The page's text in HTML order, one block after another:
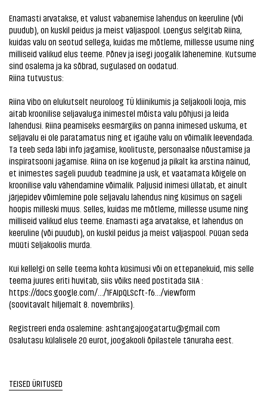
Enamasti arvatakse, et valust vabanemise lahendus on keeruline (või
puudub), on kuskil peidus ja meist väljaspool. Loengus selgitab Riina,
kuidas valu on seotud sellega, kuidas me mõtleme, millesse usume ning
milliseid valikud elus teeme. Põnev ja isegi joogalik lähenemine. Kutsume
sind osalema ja ka sõbrad, sugulased on oodatud.
Riina tutvustus:
Riina Vibo on elukutselt neuroloog TÜ kliinikumis ja Seljakooli looja, mis
aitab kroonilise seljavaluga inimestel mõista valu põhjusi ja leida
lahendusi. Riina peamiseks eesmärgiks on panna inimesed uskuma, et
seljavalu ei ole paratamatus ning et igaühe valu on võimalik leevendada.
Ta teeb seda läbi info jagamise, koolituste, personaalse nõustamise ja
inspiratsooni jagamise. Riina on ise kogenud ja pikalt ka arstina näinud,
et inimestes sageli puudub teadmine ja usk, et vaatamata kõigele on
kroonilise valu vähendamine võimalik. Paljusid inimesi üllatab, et ainult
järjepidev võimlemine pole seljavalu lahendus ning küsimus on sageli
hoopis milleski muus. Selles, kuidas me mõtleme, millesse usume ning
milliseid valikud elus teeme. Enamasti aga arvatakse, et lahendus on
keeruline (või puudub), on kuskil peidus ja meist väljaspool. Püüan seda
müüti Seljakoolis murda.
Kui kellelgi on selle teema kohta küsimusi või on ettepanekuid, mis selle
teema juures eriti huvitab, siis võiks need postitada SIIA :
https://docs.google.com/.../1FAIpQLScft-f6.../viewform
(soovitavalt hiljemalt 8. novembriks).
Registreeri enda osalemine: ashtangajoogatartu@gmail.com
Osalutasu külalisele 20 eurot, joogakooli õpilastele tänuraha eest.
TEISED ÜRITUSED